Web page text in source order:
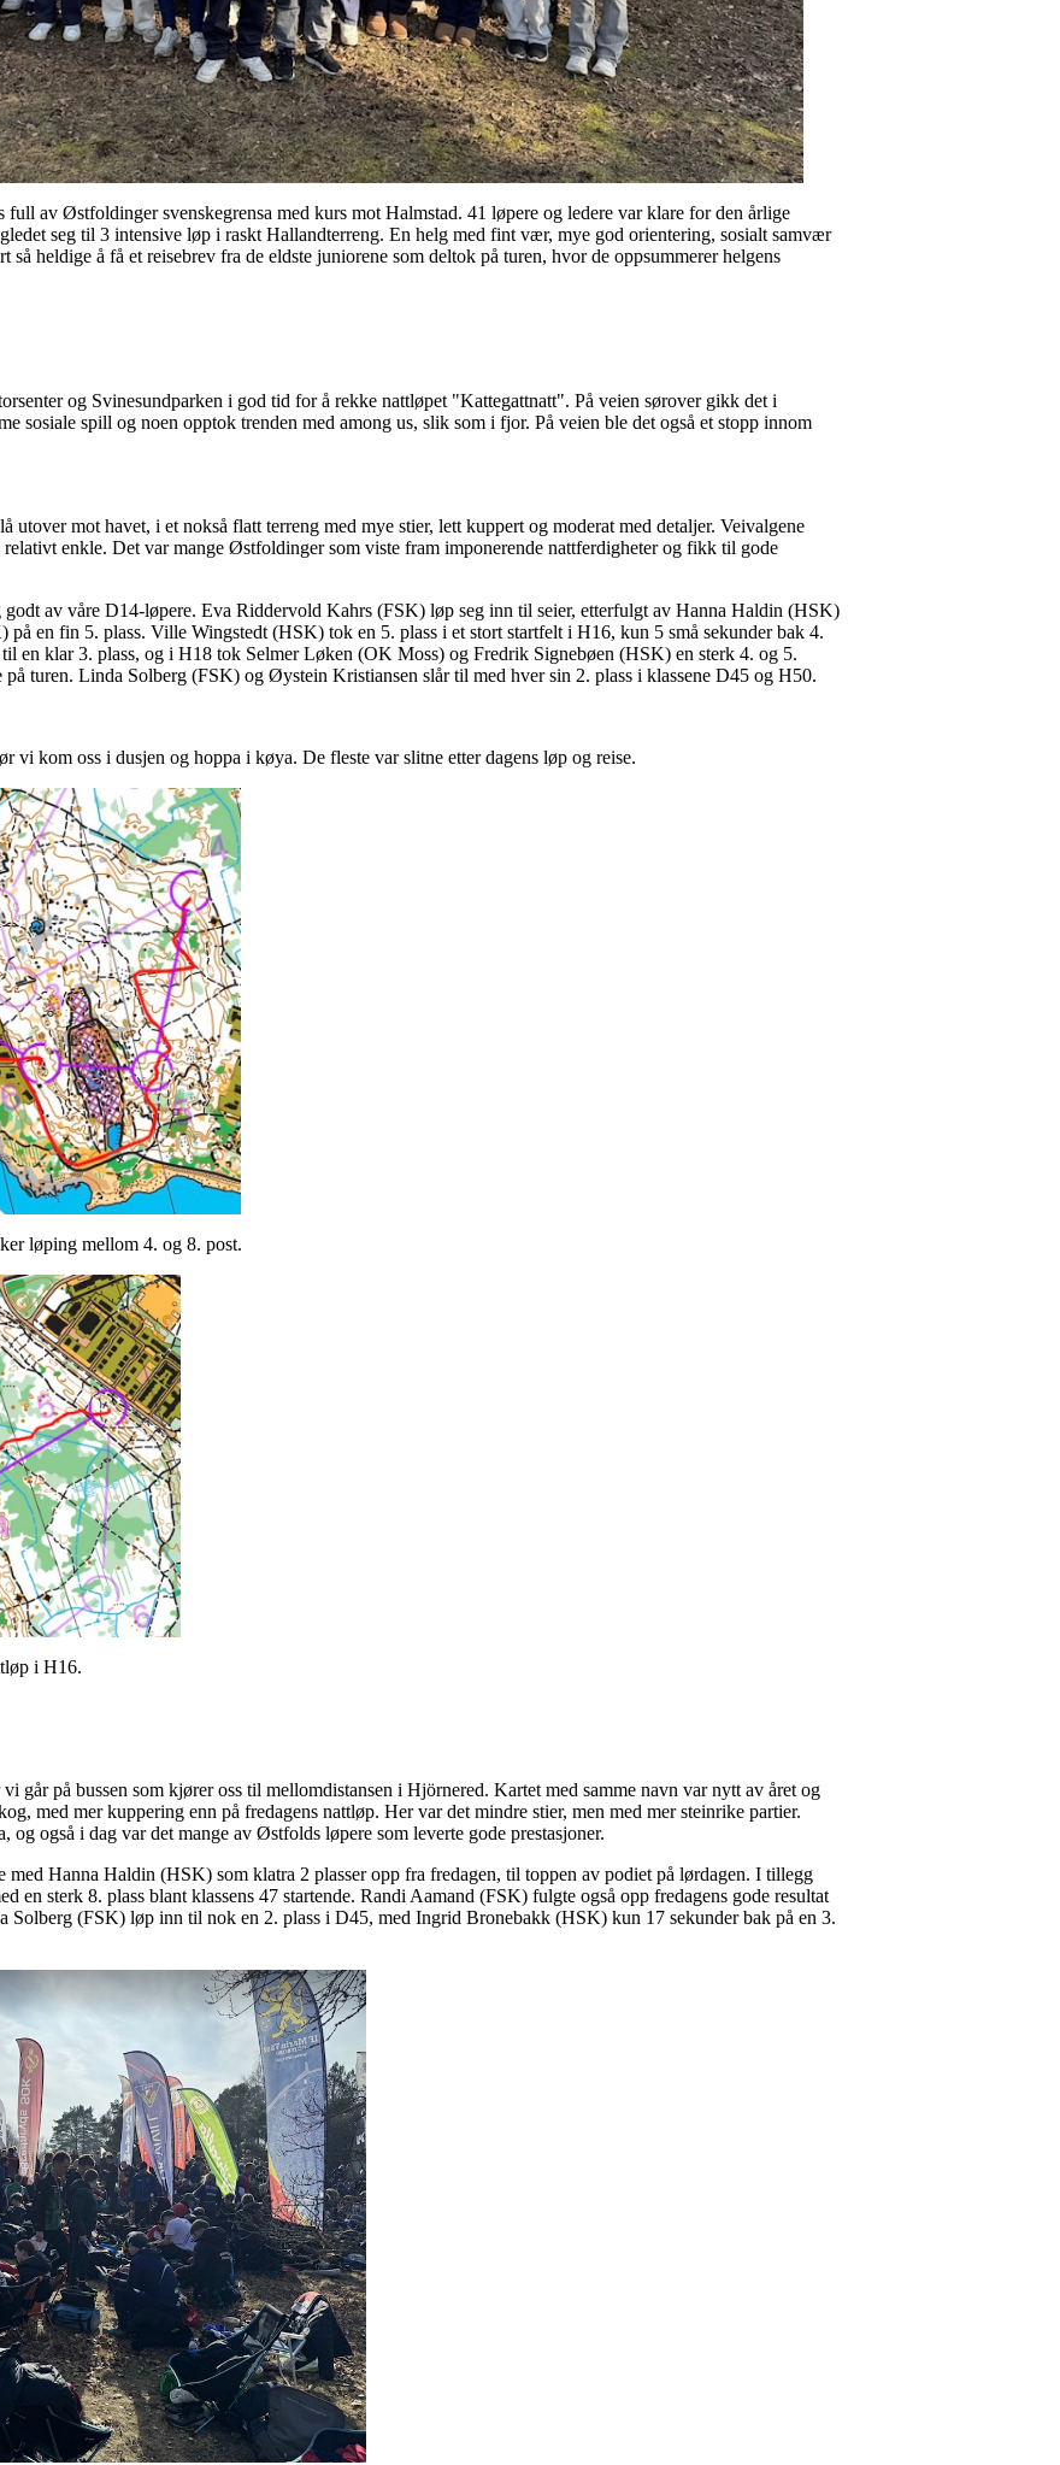
full av Østfoldinger svenskegrensa med kurs mot Halmstad. 41 løpere og ledere var klare for den årlige
seg til 3 intensive løp i raskt Hallandterreng. En helg med fint vær, mye god orientering, sosialt samvær
heldige å få et reisebrev fra de eldste juniorene som deltok på turen, hvor de oppsummerer helgens
og Svinesundparken i god tid for å rekke nattløpet "Kattegattnatt". På veien sørover gikk det i
sosiale spill og noen opptok trenden med among us, slik som i fjor. På veien ble det også et stopp innom
utover mot havet, i et nokså flatt terreng med mye stier, lett kuppert og moderat med detaljer. Veivalgene
enkle. Det var mange Østfoldinger som viste fram imponerende nattferdigheter og fikk til gode
godt av våre D14-løpere. Eva Riddervold Kahrs (FSK) løp seg inn til seier, etterfulgt av Hanna Haldin (HSK)
på en fin 5. plass. Ville Wingstedt (HSK) tok en 5. plass i et stort startfelt i H16, kun 5 små sekunder bak 4.
en klar 3. plass, og i H18 tok Selmer Løken (OK Moss) og Fredrik Signebøen (HSK) en sterk 4. og 5.
på turen. Linda Solberg (FSK) og Øystein Kristiansen slår til med hver sin 2. plass i klassene D45 og H50.
vi kom oss i dusjen og hoppa i køya. De fleste var slitne etter dagens løp og reise.
løping mellom 4. og 8. post.
i H16.
går på bussen som kjører oss til mellomdistansen i Hjörnered. Kartet med samme navn var nytt av året og
med mer kuppering enn på fredagens nattløp. Her var det mindre stier, men med mer steinrike partier.
og også i dag var det mange av Østfolds løpere som leverte gode prestasjoner.
med Hanna Haldin (HSK) som klatra 2 plasser opp fra fredagen, til toppen av podiet på lørdagen. I tillegg
en sterk 8. plass blant klassens 47 startende. Randi Aamand (FSK) fulgte også opp fredagens gode resultat
Solberg (FSK) løp inn til nok en 2. plass i D45, med Ingrid Bronebakk (HSK) kun 17 sekunder bak på en 3.